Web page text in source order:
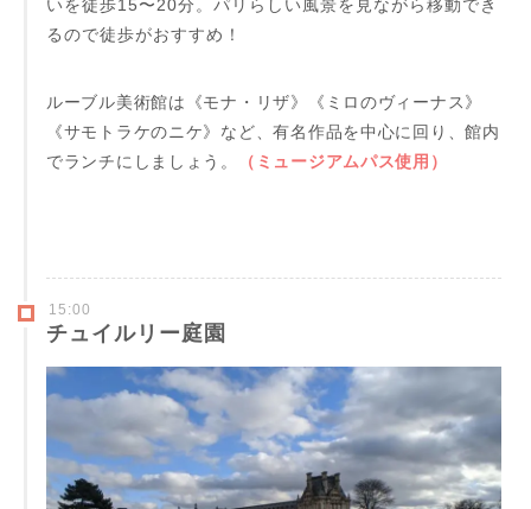
いを徒歩15〜20分。パリらしい風景を見ながら移動でき
るので徒歩がおすすめ！
ルーブル美術館は《モナ・リザ》《ミロのヴィーナス》
《サモトラケのニケ》など、有名作品を中心に回り、館内
でランチにしましょう。
（ミュージアムパス使用）
15:00
チュイルリー庭園